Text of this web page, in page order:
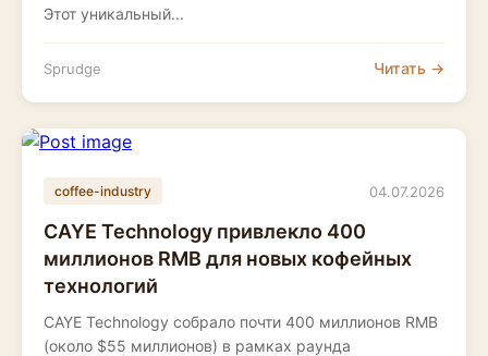
Этот уникальный...
Sprudge Читать →
coffee-industry 04.07.2026
CAYE Technology привлекло 400
миллионов RMB для новых кофейных
технологий
CAYE Technology собрало почти 400 миллионов RMB
(около $55 миллионов) в рамках раунда